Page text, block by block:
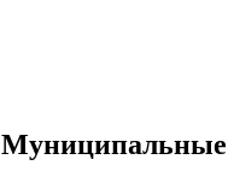
Муниципальные